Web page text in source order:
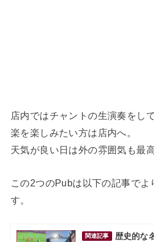
店内ではチャントの生演奏をし
楽を楽しみたい方は店内へ。
天気が良い日は外の雰囲気も最高
この2つのPubは以下の記事でよ
す。
関連記事
歴史的な